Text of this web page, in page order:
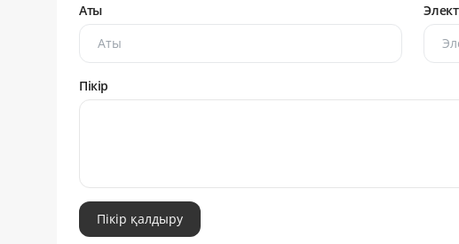
Аты
Пікір
Пікір қалдыру